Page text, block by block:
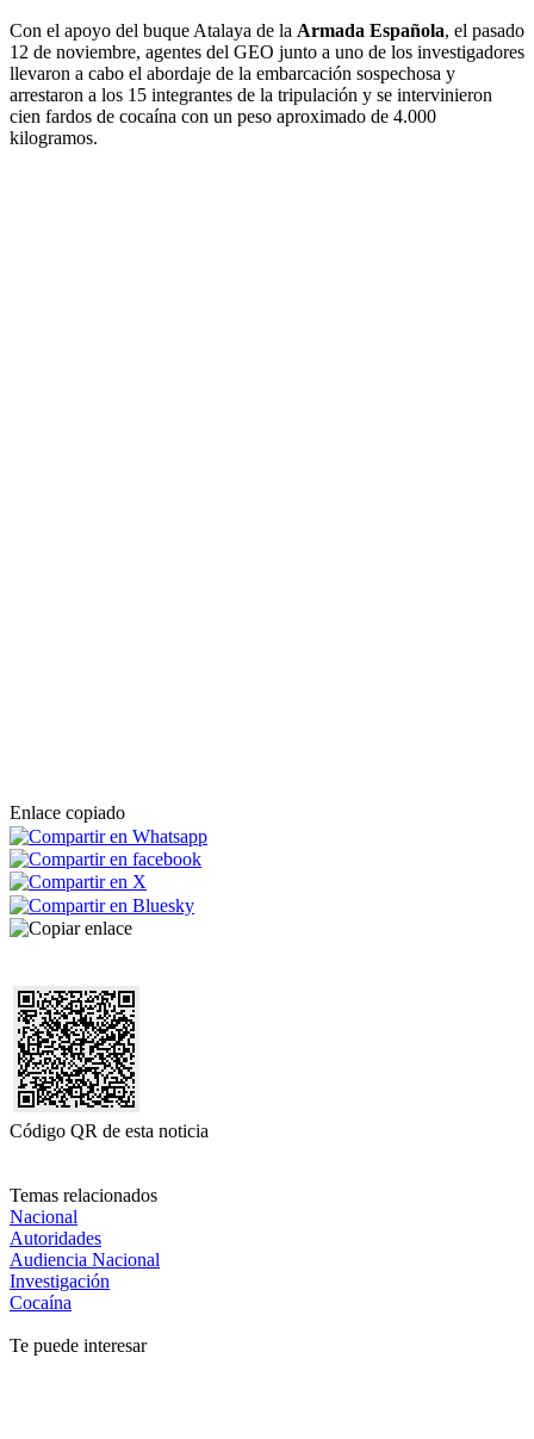
Con el apoyo del buque Atalaya de la Armada Española, el pasado
12 de noviembre, agentes del GEO junto a uno de los investigadores
llevaron a cabo el abordaje de la embarcación sospechosa y
arrestaron a los 15 integrantes de la tripulación y se intervinieron
cien fardos de cocaína con un peso aproximado de 4.000
kilogramos.
Enlace copiado
Código QR de esta noticia
Temas relacionados
Nacional
Autoridades
Audiencia Nacional
Investigación
Cocaína
Te puede interesar